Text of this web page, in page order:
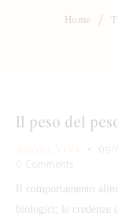
Home
Il peso del
Comments
Il comportamento
biologici; le credenze